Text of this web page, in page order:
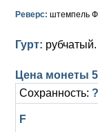
Для Польши
Памятные и
Для Польши
Медь
Сибирские
Для
Таврические
Золото
Серебро
Медь
Для Пруссии
Иоанн
Анна Иоанновна
Петр II (1727-
Екатерина I
Реверс: штемпель
Гурт: рубчатый.
Цена монеты 5
Сохранность: ?
F